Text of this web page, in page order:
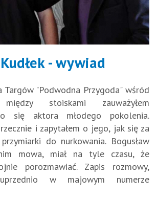
- wywiad
Targów "Podwodna Przygoda" wśród
między stoiskami zauważyłem
się aktora młodego pokolenia.
i zapytałem o jego, jak się za
do nurkowania. Bogusław
mowa, miał na tyle czasu, że
porozmawiać. Zapis rozmowy,
w majowym numerze